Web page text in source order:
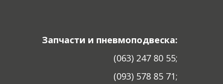
Запчасти и пневмоподвеска:
(063) 247 80 55;
(093) 578 85 71;